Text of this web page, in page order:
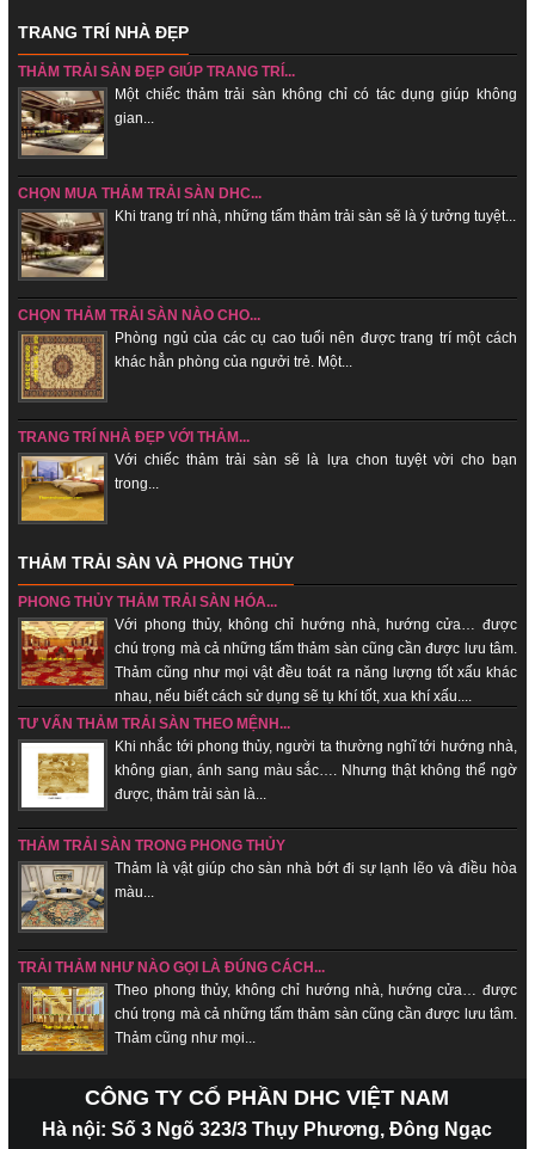
TRANG TRÍ NHÀ ĐẸP
THẢM TRẢI SÀN ĐẸP GIÚP TRANG TRÍ...
Một chiếc thảm trải sàn không chỉ có tác dụng giúp không
gian...
CHỌN MUA THẢM TRẢI SÀN DHC...
Khi trang trí nhà, những tấm thảm trải sàn sẽ là ý tưởng tuyệt...
CHỌN THẢM TRẢI SÀN NÀO CHO...
Phòng ngủ của các cụ cao tuổi nên được trang trí một cách
khác hẳn phòng của ngưởi trẻ. Một...
TRANG TRÍ NHÀ ĐẸP VỚI THẢM...
Với chiếc thảm trải sàn sẽ là lựa chon tuyệt vời cho bạn
trong...
THẢM TRẢI SÀN VÀ PHONG THỦY
PHONG THỦY THẢM TRẢI SÀN HÓA...
Với phong thủy, không chỉ hướng nhà, hướng cửa… được
chú trọng mà cả những tấm thảm sàn cũng cần được lưu tâm.
Thảm cũng như mọi vật đều toát ra năng lượng tốt xấu khác
nhau, nếu biết cách sử dụng sẽ tụ khí tốt, xua khí xấu....
TƯ VẤN THẢM TRẢI SÀN THEO MỆNH...
Khi nhắc tới phong thủy, người ta thường nghĩ tới hướng nhà,
không gian, ánh sang màu sắc…. Nhưng thật không thể ngờ
được, thảm trải sàn là...
THẢM TRẢI SÀN TRONG PHONG THỦY
Thảm là vật giúp cho sàn nhà bớt đi sự lạnh lẽo và điều hòa
màu...
TRẢI THẢM NHƯ NÀO GỌI LÀ ĐÚNG CÁCH...
Theo phong thủy, không chỉ hướng nhà, hướng cửa… được
chú trọng mà cả những tấm thảm sàn cũng cần được lưu tâm.
Thảm cũng như mọi...
CÔNG TY CỔ PHẦN DHC VIỆT NAM
Hà nội: Số 3 Ngõ 323/3 Thụy Phương, Đông Ngạc